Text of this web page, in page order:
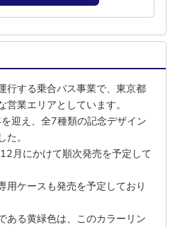
行する乗合バス事業で、東京都
業エリアとしています。
迎え、全7種類の記念デザイン
。
月にかけて順次発売を予定して
用ケースも発売を予定しており
ある黄緑色は、このカラーリン